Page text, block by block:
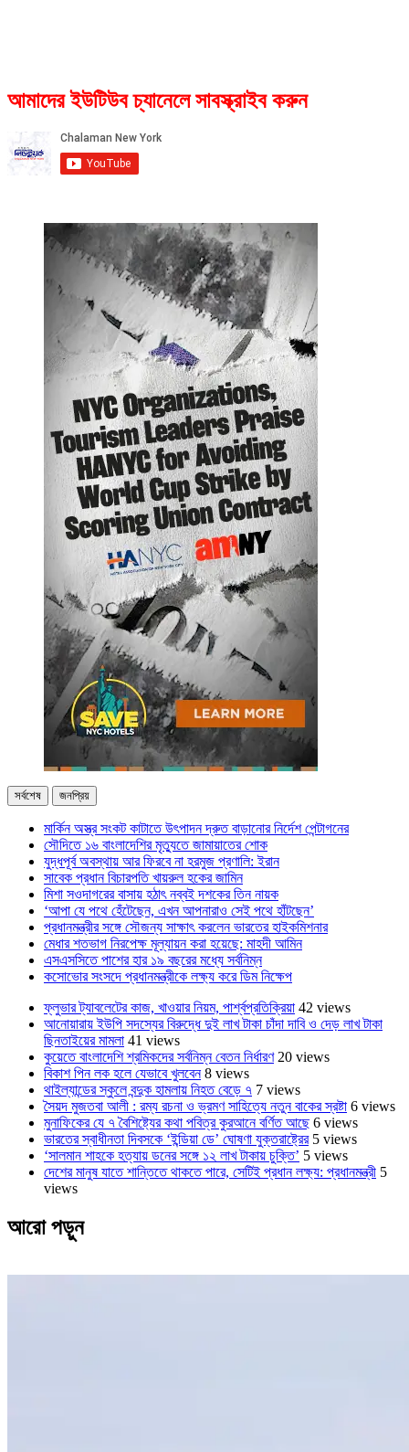
আমাদের ইউটিউব চ্যানেলে সাবস্ক্রাইব করুন
সর্বশেষ জনপ্রিয়
মার্কিন অস্ত্র সংকট কাটাতে উৎপাদন দ্রুত বাড়ানোর নির্দেশ পেন্টাগনের
সৌদিতে ১৬ বাংলাদেশির মৃত্যুতে জামায়াতের শোক
যুদ্ধপূর্ব অবস্থায় আর ফিরবে না হরমুজ প্রণালি: ইরান
সাবেক প্রধান বিচারপতি খায়রুল হকের জামিন
মিশা সওদাগরের বাসায় হঠাৎ নব্বই দশকের তিন নায়ক
‘আপা যে পথে হেঁটেছেন, এখন আপনারাও সেই পথে হাঁটছেন’
প্রধানমন্ত্রীর সঙ্গে সৌজন্য সাক্ষাৎ করলেন ভারতের হাইকমিশনার
মেধার শতভাগ নিরপেক্ষ মূল্যায়ন করা হয়েছে: মাহদী আমিন
এসএসসিতে পাশের হার ১৯ বছরের মধ্যে সর্বনিম্ন
কসোভোর সংসদে প্রধানমন্ত্রীকে লক্ষ্য করে ডিম নিক্ষেপ
ফ্লুভার ট্যাবলেটের কাজ, খাওয়ার নিয়ম, পার্শ্বপ্রতিক্রিয়া 42 views
আনোয়ারায় ইউপি সদস্যের বিরুদ্ধে দুই লাখ টাকা চাঁদা দাবি ও দেড় লাখ টাকা
ছিনতাইয়ের মামলা 41 views
কুয়েতে বাংলাদেশি শ্রমিকদের সর্বনিম্ন বেতন নির্ধারণ 20 views
বিকাশ পিন লক হলে যেভাবে খুলবেন 8 views
থাইল্যান্ডের স্কুলে বন্দুক হামলায় নিহত বেড়ে ৭ 7 views
সৈয়দ মুজতবা আলী : রম্য রচনা ও ভ্রমণ সাহিত্যে নতুন বাকের স্রষ্টা 6 views
মুনাফিকের যে ৭ বৈশিষ্ট্যের কথা পবিত্র কুরআনে বর্ণিত আছে 6 views
ভারতের স্বাধীনতা দিবসকে ‘ইন্ডিয়া ডে’ ঘোষণা যুক্তরাষ্ট্রের 5 views
‘সালমান শাহকে হত্যায় ডনের সঙ্গে ১২ লাখ টাকায় চুক্তি’ 5 views
দেশের মানুষ যাতে শান্তিতে থাকতে পারে, সেটিই প্রধান লক্ষ্য: প্রধানমন্ত্রী 5
views
আরো পড়ুন